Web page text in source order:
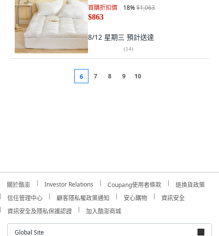
首購折扣價 18%$1,063
$863
8/12 星期三 預計送達
(14)
6 7 8 9 10
關於酷澎 Investor Relations Coupang使用者條款
退換貨政策
信任管理中心
顧客隱私權政策通知 安心購物
資訊安全
資訊安全及隱私保護認證
加入酷澎商城
Global Site